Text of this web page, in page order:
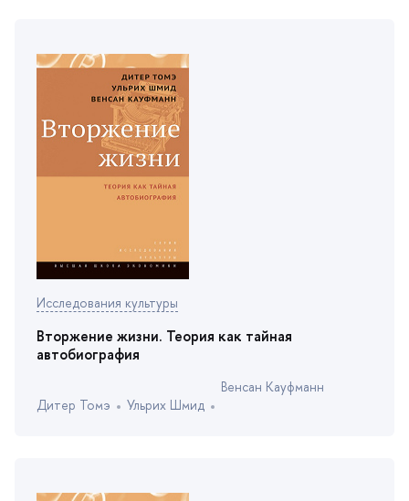
Исследования культуры
торжение жизни. Теория как тайная
автобиография
Дитер Томэ Ульрих Шмид
енсан Кауфманн